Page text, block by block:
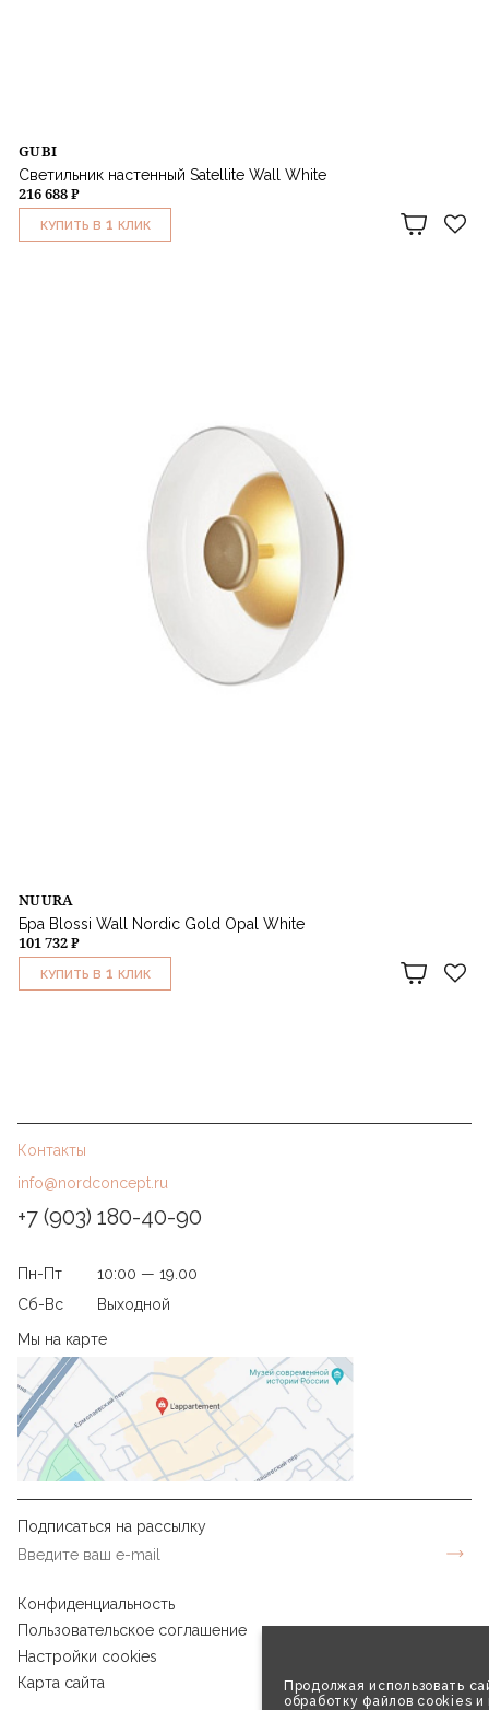
Продолжая использовать
обработку файлов cookies и
GUBI
Светильник настенный Satellite Wall White
216 688 ₽
КУПИТЬ В 1 КЛИК
NUURA
Бра Blossi Wall Nordic Gold Opal White
101 732 ₽
КУПИТЬ В 1 КЛИК
Контакты
info@nordconcept.ru
+7 (903) 180-40-90
Пн-Пт
10:00 — 19.00
Сб-Вс
Выходной
Мы на карте
Подписаться на рассылку
Конфиденциальность
Пользовательское соглашение
Настройки cookies
Карта сайта